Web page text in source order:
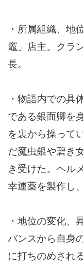
・所属組織、
竈」店主。クラ
長。
・物語内での
である銀面卿を
を裏から操って
だ魔虫銀や碧き
き受けた。ヘル
幸運薬を製作し
・地位の変化
バンスから自身
に打ちのめされ